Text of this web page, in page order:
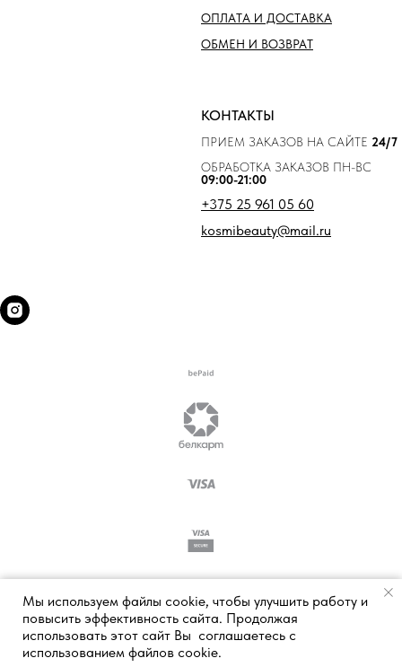
ОПЛАТА И ДОСТАВКА
ОБМЕН И ВОЗВРАТ
КОНТАКТЫ
ПРИЕМ ЗАКАЗОВ НА САЙТЕ 24/7
ОБРАБОТКА ЗАКАЗОВ ПН-ВС
09:00-21:00
+375 25 961 05 60
kosmibeauty@mail.ru
Мы используем файлы cookie, чтобы улучшить работу и
повысить эффективность сайта. Продолжая
использовать этот сайт Вы соглашаетесь с
использованием файлов cookie.